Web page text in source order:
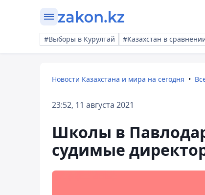
#Выборы в Курултай #Казахстан в
Новости Казахстана и мира на сегодня
23:52, 11 августа 2021
Школы в
судимые